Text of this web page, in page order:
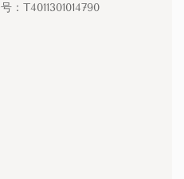
：T4011301014790